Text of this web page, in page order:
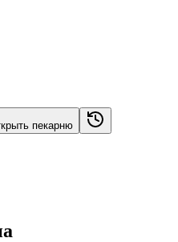
пекарню